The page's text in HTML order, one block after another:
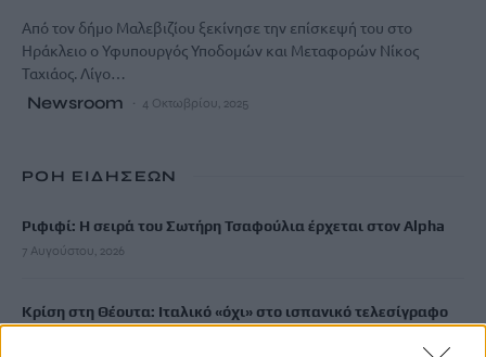
Από τον δήμο Μαλεβιζίου ξεκίνησε την επίσκεψή του στο
Ηράκλειο ο Υφυπουργός Υποδομών και Μεταφορών Νίκος
Ταχιάος. Λίγο…
Newsroom 4 Οκτωβρίου, 2025
ΡΟΗ ΕΙΔΗΣΕΩΝ
Ριφιφί: Η σειρά του Σωτήρη Τσαφούλια έρχεται στον Alpha
7 Αυγούστου, 2026
Κρίση στη Θέουτα: Ιταλικό «όχι» στο ισπανικό τελεσίγραφο